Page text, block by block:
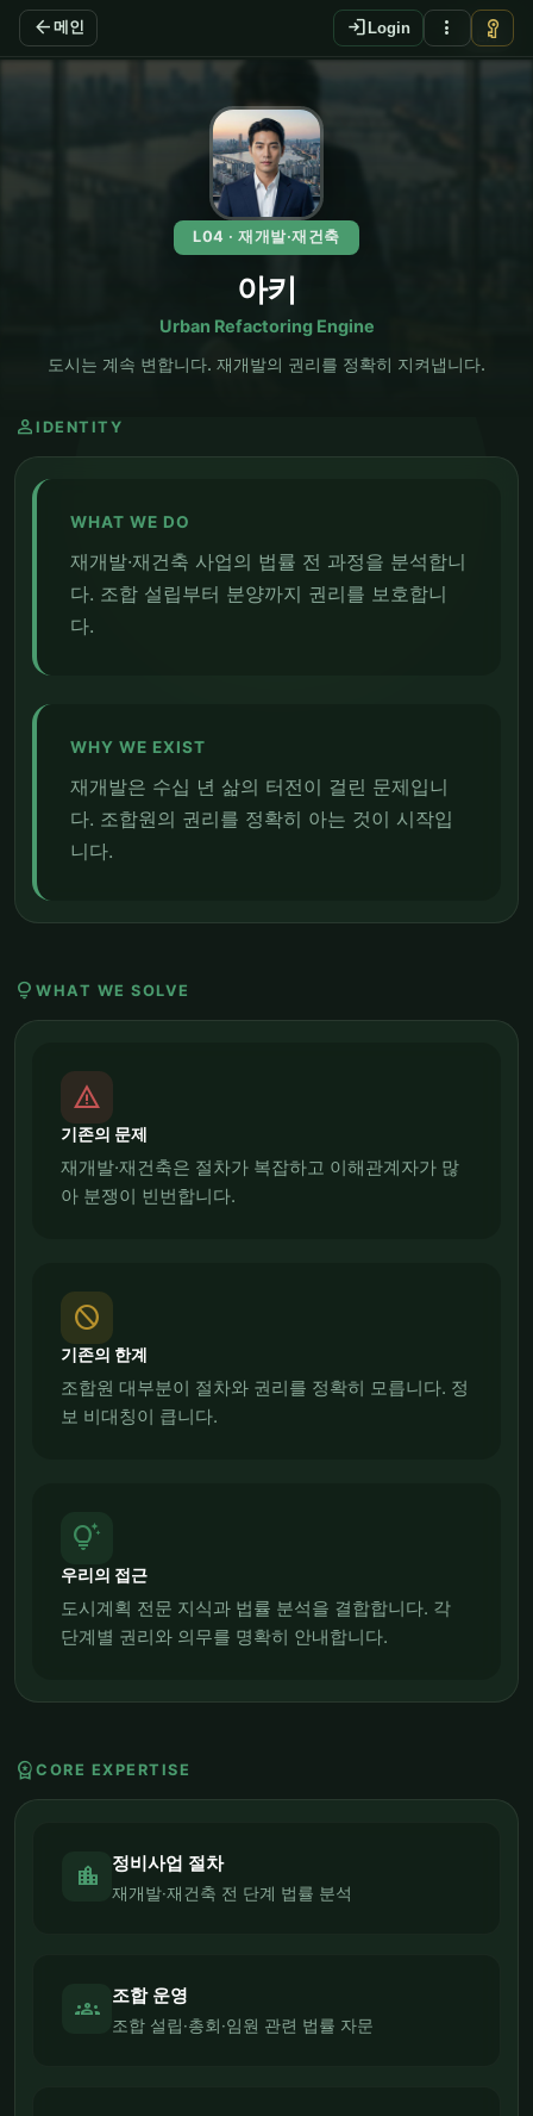
arrow_back 메인 login Login more_vert vpn_key
EN
L04 · 재개발·재건축
아키
Urban Refactoring Engine
도시는 계속 변합니다. 재개발의 권리를 정확히 지켜냅니다.
person IDENTITY
WHAT WE DO
재개발·재건축 사업의 법률 전 과정을 분석합니
다. 조합 설립부터 분양까지 권리를 보호합니
다.
WHY WE EXIST
재개발은 수십 년 삶의 터전이 걸린 문제입니
다. 조합원의 권리를 정확히 아는 것이 시작입
니다.
lightbulb WHAT WE SOLVE
report_problem
기존의 문제
재개발·재건축은 절차가 복잡하고 이해관계자가 많
아 분쟁이 빈번합니다.
block
기존의 한계
조합원 대부분이 절차와 권리를 정확히 모릅니다. 정
보 비대칭이 큽니다.
tips_and_updates
우리의 접근
도시계획 전문 지식과 법률 분석을 결합합니다. 각
단계별 권리와 의무를 명확히 안내합니다.
workspace_premium CORE EXPERTISE
location_city 정비사업 절차
재개발·재건축 전 단계 법률 분석
groups 조합 운영
조합 설립·총회·임원 관련 법률 자문